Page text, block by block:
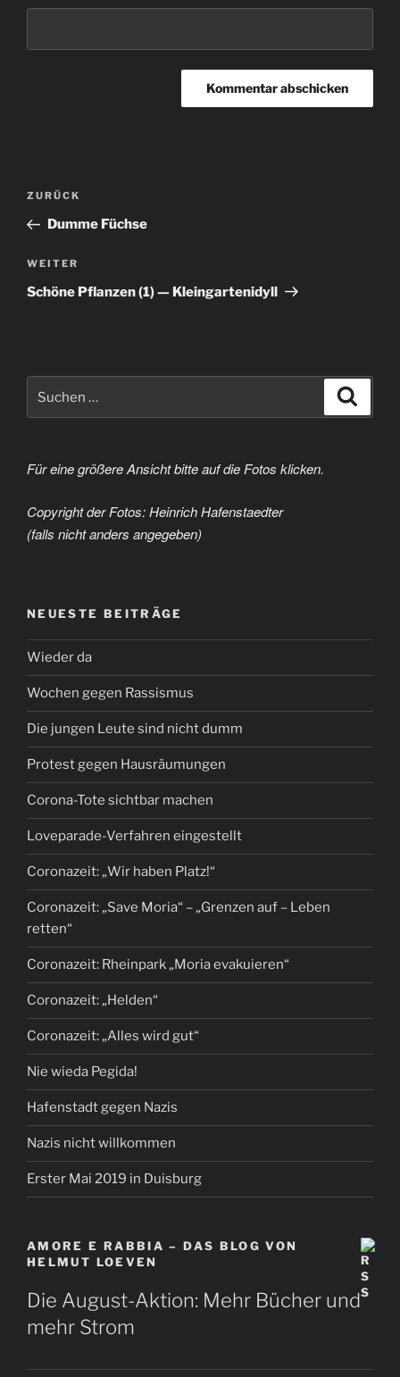
Beitragsnavigation
Vorheriger
Beitrag
ZURÜCK
Dumme Füchse
Nächster
Beitrag
WEITER
Schöne Pflanzen (1) — Kleingartenidyll
nach:
Für eine größere Ansicht bitte auf die Fotos klicken.
Copyright der Fotos: Heinrich Hafenstaedter
(falls nicht anders angegeben)
NEUESTE BEITRÄGE
Wieder da
Wochen gegen Rassismus
Die jungen Leute sind nicht dumm
Protest gegen Hausräumungen
Corona-Tote sichtbar machen
Loveparade-Verfahren eingestellt
Coronazeit: „Wir haben Platz!“
Coronazeit: „Save Moria“ – „Grenzen auf – Leben
retten“
Coronazeit: Rheinpark „Moria evakuieren“
Coronazeit: „Helden“
Coronazeit: „Alles wird gut“
Nie wieda Pegida!
Hafenstadt gegen Nazis
Nazis nicht willkommen
Erster Mai 2019 in Duisburg
AMORE E RABBIA – DAS BLOG VON
HELMUT LOEVEN
Die August-Aktion: Mehr Bücher und
mehr Strom